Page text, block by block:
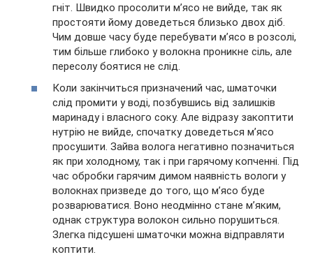
гніт. Швидко просолити м’ясо не вийде, так як
простояти йому доведеться близько двох діб.
Чим довше часу буде перебувати м’ясо в розсолі,
тим більше глибоко у волокна проникне сіль, але
пересолу боятися не слід.
Коли закінчиться призначений час, шматочки
слід промити у воді, позбувшись від залишків
маринаду і власного соку. Але відразу закоптити
нутрію не вийде, спочатку доведеться м’ясо
просушити. Зайва волога негативно позначиться
як при холодному, так і при гарячому копченні. Під
час обробки гарячим димом наявність вологи у
волокнах призведе до того, що м’ясо буде
розварюватися. Воно неодмінно стане м’яким,
однак структура волокон сильно порушиться.
Злегка підсушені шматочки можна відправляти
коптити.